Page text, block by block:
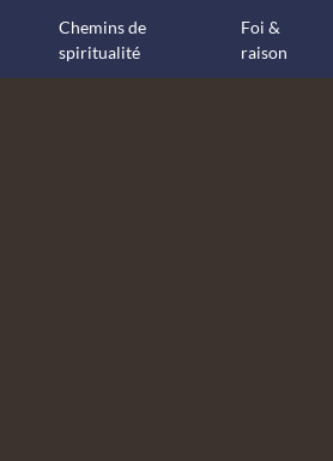
Chemins de
spiritualité
Foi &
raison